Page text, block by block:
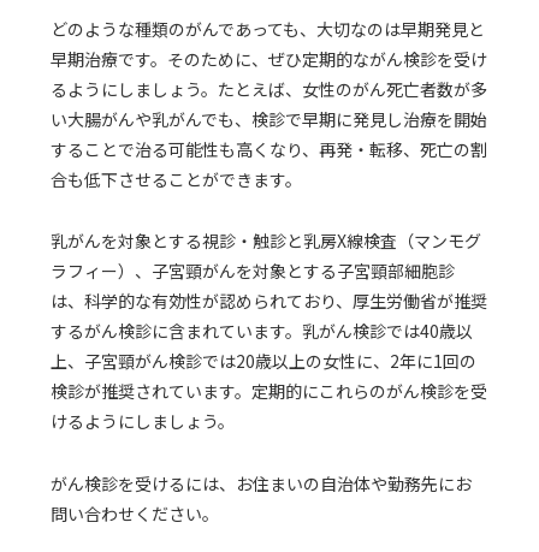
どのような種類のがんであっても、大切なのは早期発見と
早期治療です。そのために、ぜひ定期的ながん検診を受け
るようにしましょう。たとえば、女性のがん死亡者数が多
い大腸がんや乳がんでも、検診で早期に発見し治療を開始
することで治る可能性も高くなり、再発・転移、死亡の割
合も低下させることができます。
乳がんを対象とする視診・触診と乳房X線検査（マンモグ
ラフィー）、子宮頸がんを対象とする子宮頸部細胞診
は、科学的な有効性が認められており、厚生労働省が推奨
するがん検診に含まれています。乳がん検診では40歳以
上、子宮頸がん検診では20歳以上の女性に、2年に1回の
検診が推奨されています。定期的にこれらのがん検診を受
けるようにしましょう。
がん検診を受けるには、お住まいの自治体や勤務先にお
問い合わせください。